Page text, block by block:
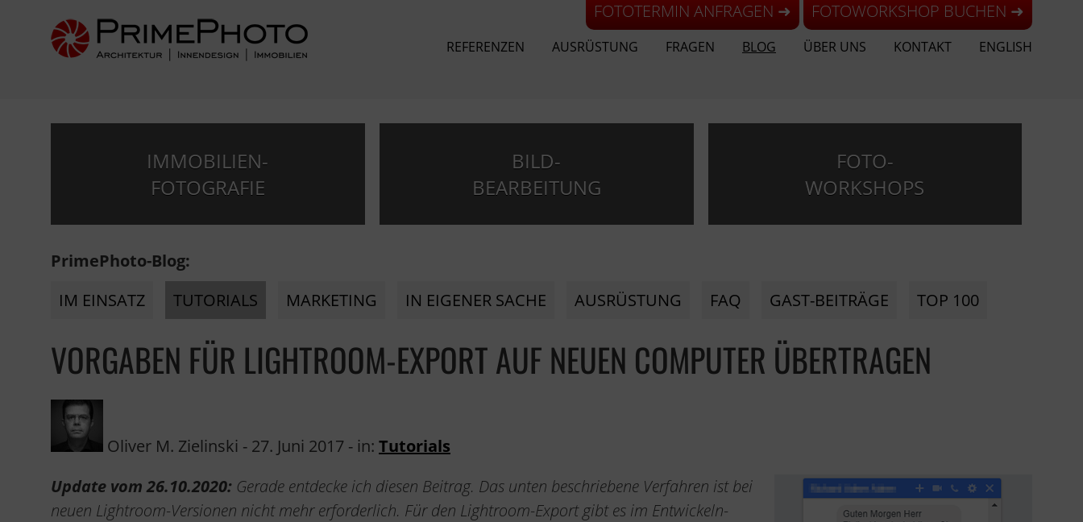
FOTOTERMIN ANFRAGEN ➜ FOTOWORKSHOP BUCHEN ➜
REFERENZEN AUSRÜSTUNG FRAGEN BLOG ÜBER UNS KONTAKT ENGLISH
IMMOBILIEN-
FOTOGRAFIE
BILD-
BEARBEITUNG
FOTO-
WORKSHOPS
PrimePhoto-Blog:
IM EINSATZ
TUTORIALS MARKETING IN EIGENER SACHE AUSRÜSTUNG FAQ GAST-BEITRÄGE TOP 100
VORGABEN FÜR LIGHTROOM-EXPORT AUF NEUEN COMPUTER ÜBERTRAGEN
Oliver M. Zielinski - 27. Juni 2017 - in: Tutorials
Update vom 26.10.2020: Gerade entdecke ich diesen Beitrag. Das unten beschriebene Verfahren ist bei
neuen Lightroom-Versionen nicht mehr erforderlich. Für den Lightroom-Export gibt es im Entwickeln-